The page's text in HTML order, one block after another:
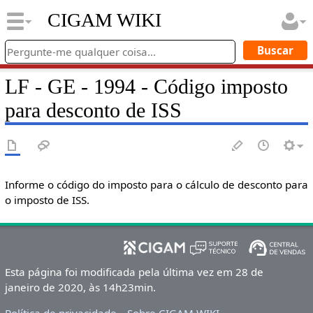
CIGAM WIKI
LF - GE - 1994 - Código imposto
para desconto de ISS
Informe o código do imposto para o cálculo de desconto para
o imposto de ISS.
Esta página foi modificada pela última vez em 28 de
janeiro de 2020, às 14h23min.